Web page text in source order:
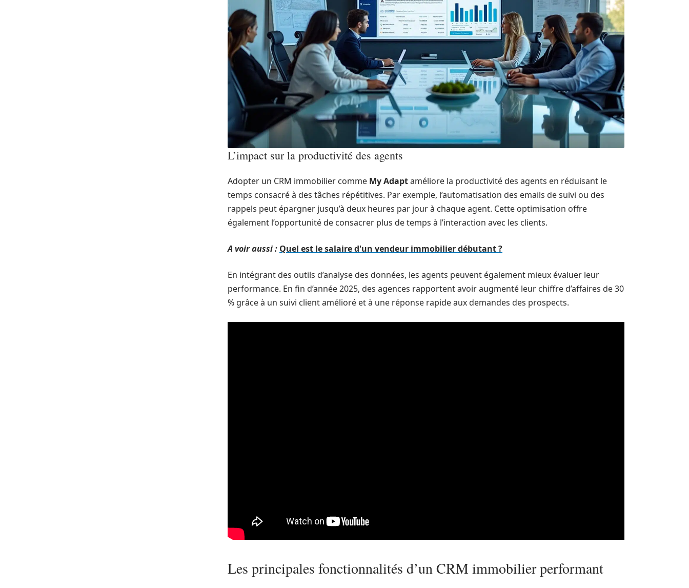
L’impact sur la productivité des agents
Adopter un CRM immobilier comme My Adaptaméliore la productivité des agents en réduisant le
temps consacré à des tâches répétitives. Par exemple, l’automatisation des emails de suivi ou des
rappels peut épargner jusqu’à deux heures par jour à chaque agent. Cette optimisation offre
également l’opportunité de consacrer plus de temps à l’interaction avec les clients.
A voir aussi : Quel est le salaire d'un vendeur immobilier débutant ?
En intégrant des outils d’analyse des données, les agents peuvent également mieux évaluer leur
performance. En fin d’année 2025, des agences rapportent avoir augmenté leur chiffre d’affaires de 30
% grâce à un suivi client amélioré et à une réponse rapide aux demandes des prospects.
Les principales fonctionnalités d’un CRM immobilier performant